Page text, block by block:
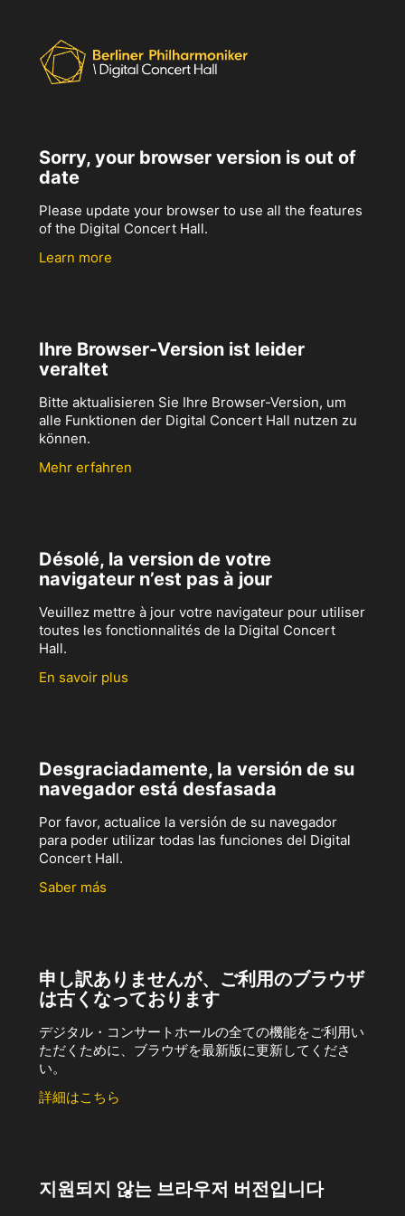
Sorry, your browser version is out of
date
Please update your browser to use all the features
of the Digital Concert Hall.
Learn more
Ihre Browser-Version ist leider
veraltet
Bitte aktualisieren Sie Ihre Browser-Version, um
alle Funktionen der Digital Concert Hall nutzen zu
können.
Mehr erfahren
Désolé, la version de votre
navigateur n’est pas à jour
Veuillez mettre à jour votre navigateur pour utiliser
toutes les fonctionnalités de la Digital Concert
Hall.
En savoir plus
Desgraciadamente, la versión de su
navegador está desfasada
Por favor, actualice la versión de su navegador
para poder utilizar todas las funciones del Digital
Concert Hall.
Saber más
申し訳ありませんが、ご利用のブラウザ
は古くなっております
デジタル・コンサートホールの全ての機能をご利用い
ただくために、ブラウザを最新版に更新してくださ
い。
詳細はこちら
지원되지 않는 브라우저 버전입니다